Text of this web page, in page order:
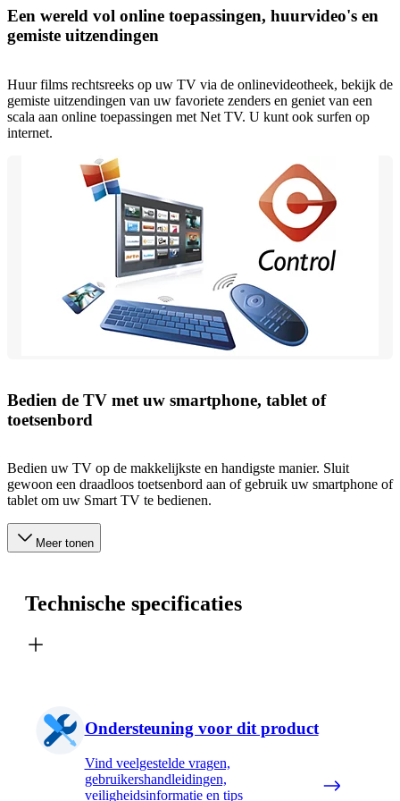
Een wereld vol online toepassingen, huurvideo's en
gemiste uitzendingen
Huur films rechtsreeks op uw TV via de onlinevideotheek, bekijk de
gemiste uitzendingen van uw favoriete zenders en geniet van een
scala aan online toepassingen met Net TV. U kunt ook surfen op
internet.
Bedien de TV met uw smartphone, tablet of
toetsenbord
Bedien uw TV op de makkelijkste en handigste manier. Sluit
gewoon een draadloos toetsenbord aan of gebruik uw smartphone of
tablet om uw Smart TV te bedienen.
Meer tonen
Technische specificaties
Ondersteuning voor dit product
Vind veelgestelde vragen,
gebruikershandleidingen,
veiligheidsinformatie en tips